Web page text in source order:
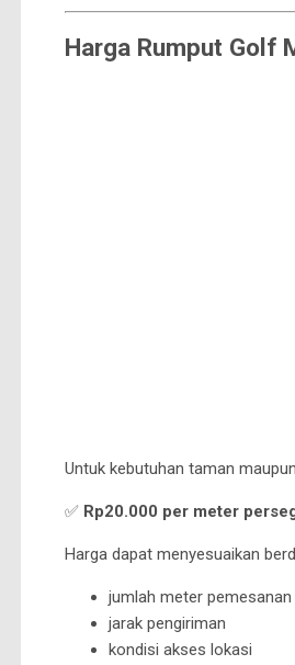
Harga Rumput Golf
Untuk kebutuhan taman
✅ Rp20.000 per meter
Harga dapat menyesuaikan
jumlah meter pemesanan
jarak pengiriman
kondisi akses lokasi